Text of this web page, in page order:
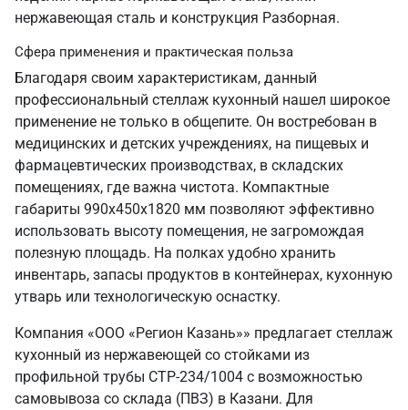
нержавеющая сталь и конструкция Разборная.
Сфера применения и практическая польза
Благодаря своим характеристикам, данный
профессиональный стеллаж кухонный нашел широкое
применение не только в общепите. Он востребован в
медицинских и детских учреждениях, на пищевых и
фармацевтических производствах, в складских
помещениях, где важна чистота. Компактные
габариты 990х450х1820 мм позволяют эффективно
использовать высоту помещения, не загромождая
полезную площадь. На полках удобно хранить
инвентарь, запасы продуктов в контейнерах, кухонную
утварь или технологическую оснастку.
Компания «ООО «Регион Казань»» предлагает стеллаж
кухонный из нержавеющей со стойками из
профильной трубы СТР-234/1004 с возможностью
самовывоза со склада (ПВЗ) в Казани. Для